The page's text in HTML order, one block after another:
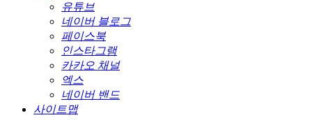
유튜브
네이버 블로그
페이스북
인스타그램
카카오 채널
엑스
네이버 밴드
사이트맵